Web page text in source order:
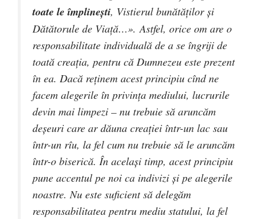
toate le împlineşti, Vistierul bunătăţilor şi
Dătătorule de Viaţă…». Astfel, orice om are o
responsabilitate individuală de a se îngriji de
toată creaţia, pentru că Dumnezeu este prezent
în ea. Dacă reţinem acest principiu cînd ne
facem alegerile în privinţa mediului, lucrurile
devin mai limpezi – nu trebuie să aruncăm
deşeuri care ar dăuna creaţiei într-un lac sau
într-un rîu, la fel cum nu trebuie să le aruncăm
într-o biserică. În acelaşi timp, acest principiu
pune accentul pe noi ca indivizi şi pe alegerile
noastre. Nu este suficient să delegăm
responsabilitatea pentru mediu statului, la fel